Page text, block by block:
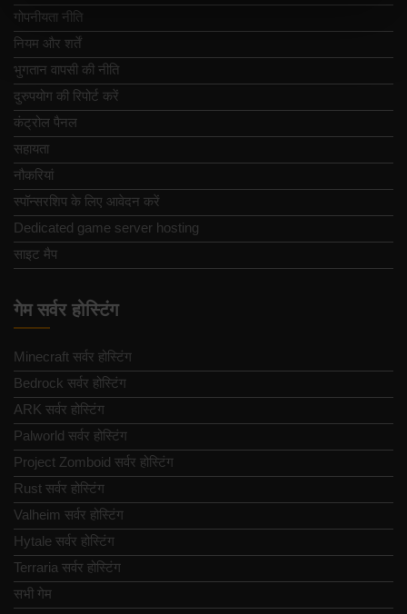
गोपनीयता नीति
नियम और शर्तें
भुगतान वापसी की नीति
दुरुपयोग की रिपोर्ट करें
कंट्रोल पैनल
सहायता
नौकरियां
स्पॉन्सरशिप के लिए आवेदन करें
Dedicated game server hosting
साइट मैप
गेम सर्वर होस्टिंग
Minecraft सर्वर होस्टिंग
Bedrock सर्वर होस्टिंग
ARK सर्वर होस्टिंग
Palworld सर्वर होस्टिंग
Project Zomboid सर्वर होस्टिंग
Rust सर्वर होस्टिंग
Valheim सर्वर होस्टिंग
Hytale सर्वर होस्टिंग
Terraria सर्वर होस्टिंग
सभी गेम